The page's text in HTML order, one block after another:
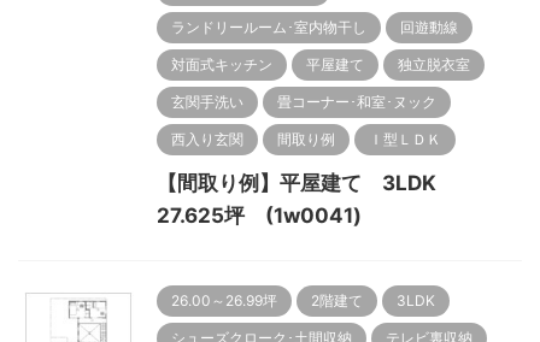
ランドリールーム･室内物干し 回遊動線
対面式キッチン 平屋建て 独立脱衣室
玄関手洗い 畳コーナー･和室･ヌック
西入り玄関 間取り例 Ｉ型ＬＤＫ
【間取り例】平屋建て 3LDK
27.625坪 (1w0041)
26.00～26.99坪 2階建て 3LDK
シューズクローク･土間収納 テレビ裏収納